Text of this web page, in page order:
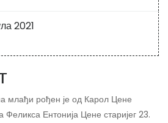
2021
млађи рођен је од Карол Цене
Ентонија Цене старијег 23.